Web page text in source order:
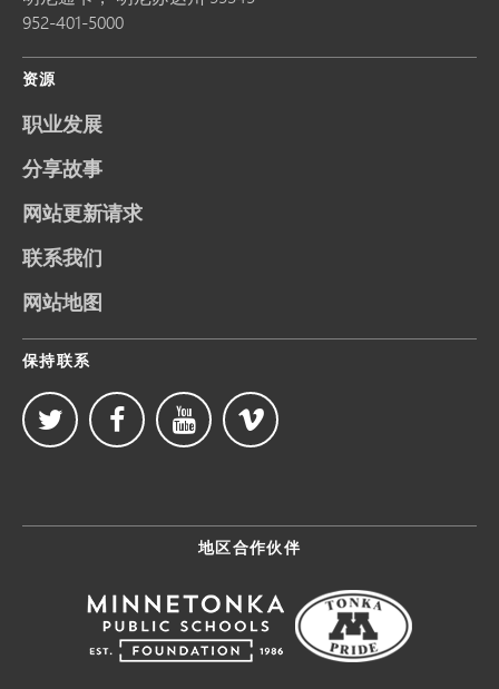
952-401-5000
资源
职业发展
分享故事
网站更新请求
联系我们
网站地图
保持联系
地区合作伙伴